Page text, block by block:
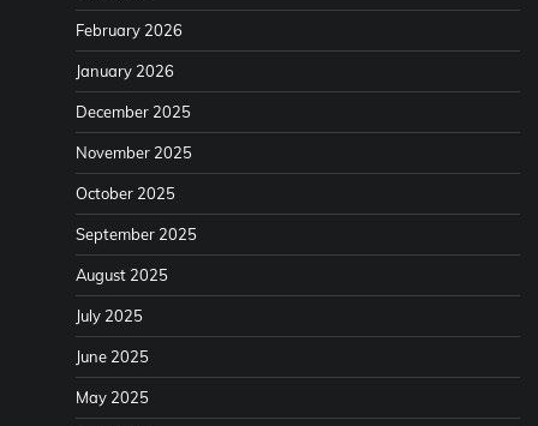
February 2026
January 2026
December 2025
November 2025
October 2025
September 2025
August 2025
July 2025
June 2025
May 2025